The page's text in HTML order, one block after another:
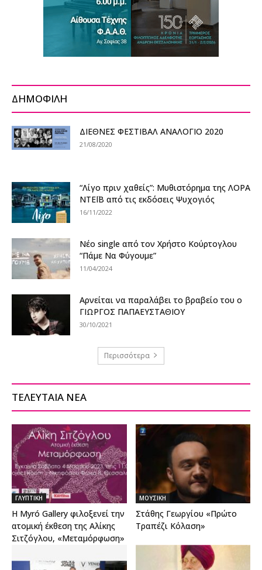
ΔΗΜΟΦΙΛΗ
ΔΙΕΘΝΕΣ ΦΕΣΤΙΒΑΛ ΑΝΑΛΟΓΙΟ 2020
21/08/2020
“Λίγο πριν χαθείς”: Μυθιστόρημα της ΛΟΡΑ
ΝΤΕΪΒ από τις εκδόσεις Ψυχογιός
16/11/2022
Νέο single από τον Χρήστο Κούρτογλου
“Πάμε Να Φύγουμε”
11/04/2024
Αρνείται να παραλάβει το βραβείο του ο
ΓΙΩΡΓΟΣ ΠΑΠΑΕΥΣΤΑΘΙΟΥ
30/10/2021
Περισσότερα
ΤΕΛΕΥΤΑΙΑ ΝΕΑ
ΓΛΥΠΤΙΚΗ
Η Myró Gallery φιλοξενεί την
ατομική έκθεση της Αλίκης
Σιτζόγλου, «Μεταμόρφωση»
ΜΟΥΣΙΚΗ
Στάθης Γεωργίου «Πρώτο
Τραπέζι Κόλαση»